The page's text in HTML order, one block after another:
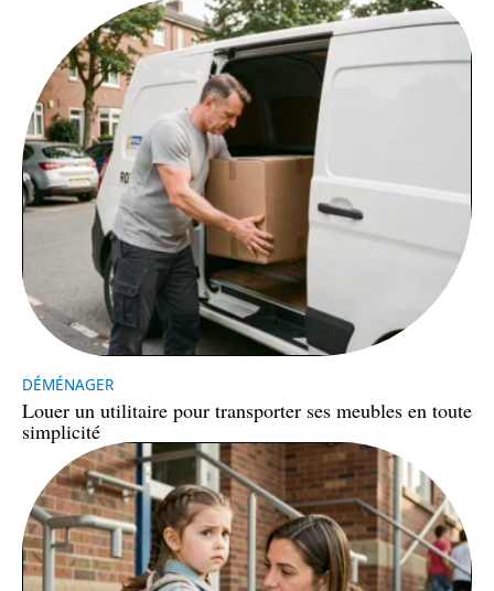
DÉMÉNAGER
Louer un utilitaire pour transporter ses meubles en toute
simplicité